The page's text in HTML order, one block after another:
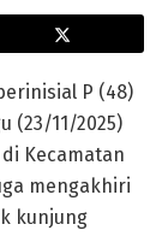
P (48)
(23/11/2025)
Kecamatan
mengakhiri
kunjung